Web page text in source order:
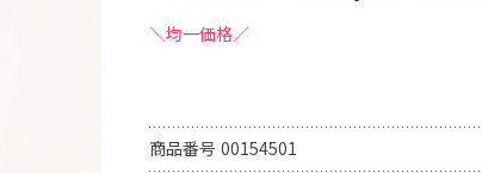
＼均一価格／
商品番号 00154501